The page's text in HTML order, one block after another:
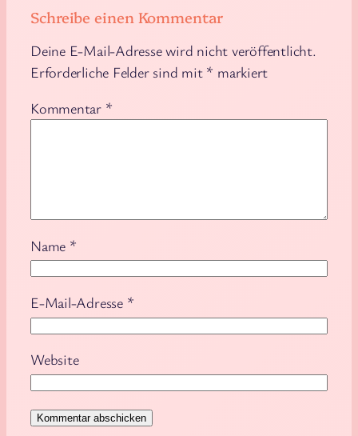
Schreibe einen Kommentar
Deine E-Mail-Adresse wird nicht veröffentlicht.
Erforderliche Felder sind mit * markiert
Kommentar *
Name *
E-Mail-Adresse *
Website